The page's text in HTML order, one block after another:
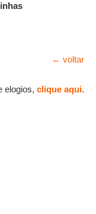
← voltar
elogios, clique aqui.